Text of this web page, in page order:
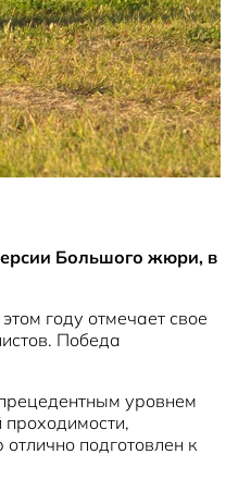
Большого жюри, в
году отмечает свое
Победа
уровнем
подготовлен к